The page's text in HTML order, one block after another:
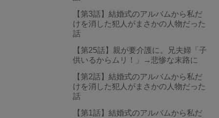
【第3話】結婚式のアルバムから私だ
けを消した犯人がまさかの人物だった
話
【第25話】親が要介護に。兄夫婦「子
供いるからムリ！」→悲惨な末路に
【第2話】結婚式のアルバムから私だ
けを消した犯人がまさかの人物だった
話
【第1話】結婚式のアルバムから私だ